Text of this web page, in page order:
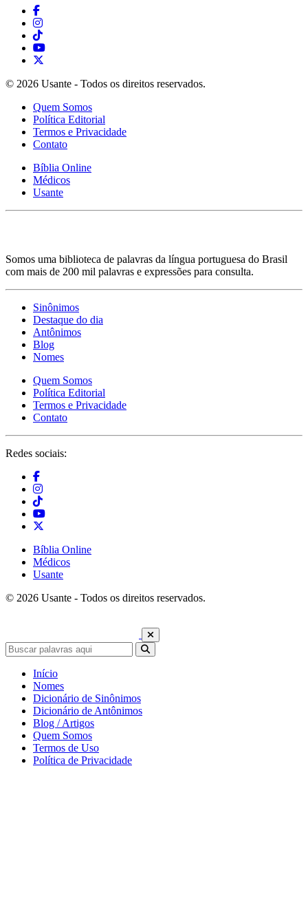
© 2026 Usante - Todos os direitos reservados.
Quem Somos
Política Editorial
Termos e Privacidade
Contato
Bíblia Online
Médicos
Usante
Somos uma biblioteca de palavras da língua portuguesa do Brasil
com mais de 200 mil palavras e expressões para consulta.
Sinônimos
Destaque do dia
Antônimos
Blog
Nomes
Quem Somos
Política Editorial
Termos e Privacidade
Contato
Redes sociais:
Bíblia Online
Médicos
Usante
© 2026 Usante - Todos os direitos reservados.
Início
Nomes
Dicionário de Sinônimos
Dicionário de Antônimos
Blog / Artigos
Quem Somos
Termos de Uso
Política de Privacidade